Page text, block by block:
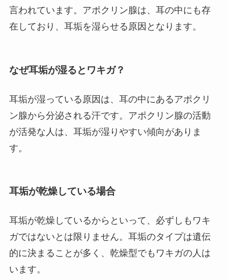
言われています。アポクリン腺は、耳の中にも存
在しており、耳垢を湿らせる原因となります。
なぜ耳垢が湿るとワキガ？
耳垢が湿っている原因は、耳の中にあるアポクリ
ン腺から分泌される汗です。アポクリン腺の活動
が活発な人は、耳垢が湿りやすい傾向がありま
す。
耳垢が乾燥している場合
耳垢が乾燥しているからといって、必ずしもワキ
ガではないとは限りません。耳垢のタイプは遺伝
的に決まることが多く、乾燥型でもワキガの人は
います。